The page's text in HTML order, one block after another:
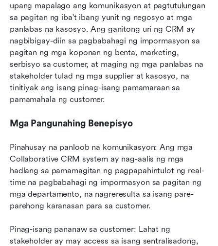
upang mapalago ang komunikasyon at pagtutulungan
sa pagitan ng iba't ibang yunit ng negosyo at mga
panlabas na kasosyo. Ang ganitong uri ng CRM ay
nagbibigay-diin sa pagbabahagi ng impormasyon sa
pagitan ng mga koponan ng benta, marketing,
serbisyo sa customer, at maging ng mga panlabas na
stakeholder tulad ng mga supplier at kasosyo, na
tinitiyak ang isang pinag-isang pamamaraan sa
pamamahala ng customer.
Mga Pangunahing Benepisyo
Pinahusay na panloob na komunikasyon: Ang mga
Collaborative CRM system ay nag-aalis ng mga
hadlang sa pamamagitan ng pagpapahintulot ng real-
time na pagbabahagi ng impormasyon sa pagitan ng
mga departamento, na nagreresulta sa isang pare-
parehong karanasan para sa customer.
Pinag-isang pananaw sa customer: Lahat ng
stakeholder ay may access sa isang sentralisadong,